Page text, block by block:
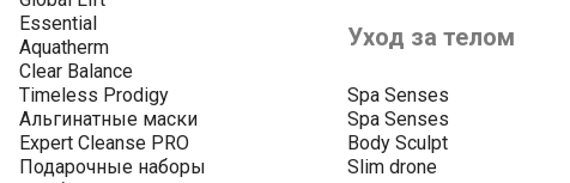
Essential
Aquatherm
Clear Balance
Timeless Prodigy
Альгинатные маски
Expert Cleanse PRO
Подарочные наборы
Уход за телом
Spa Senses
Spa Senses
Body Sculpt
Slim drone